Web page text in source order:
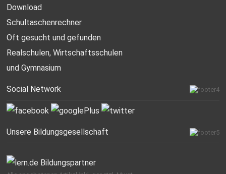
Download
Schultaschenrechner
Oft gesucht und gefunden
Realschulen,Wirtschaftsschulen
und Gymnasium
Social Network
Unsere Bildungsgesellschaft